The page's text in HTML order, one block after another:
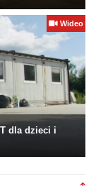
Wideo
dla dzieci i